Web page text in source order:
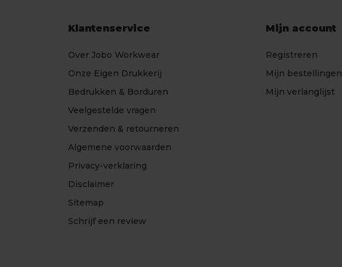
Klantenservice
Over Jobo Workwear
Onze Eigen Drukkerij
Bedrukken & Borduren
Veelgestelde vragen
Verzenden & retourneren
Algemene voorwaarden
Privacy-verklaring
Disclaimer
Sitemap
Schrijf een review
Mijn account
Registreren
Mijn bestellingen
Mijn verlanglijst